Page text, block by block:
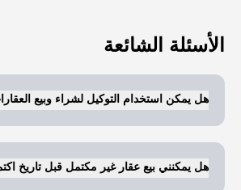
الأسئلة الشائعة
هل يمكن استخدام التوكيل لشراء وبيع
ويمكن لهذا الشخص الذي يحمل توكيلاً رسميًا أن
العقارات نيابة عن الملاك، كما هو مذكور في
لأغراض مثل البيع والرهن والهبة لمدة عامين. وفي
هل يمكنني بيع عقار غير مكتمل قبل تاريخ